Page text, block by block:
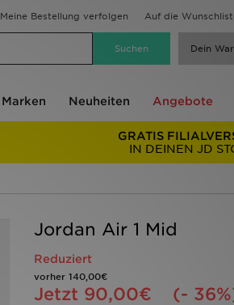
Meine Bestellung verfolgen Auf die
Dein
Marken Neuheiten Angebote
GRATIS
IN DEINEN JD
Jordan Air 1 Mid
Reduziert
vorher 140,00€
Jetzt 90,00€ (-